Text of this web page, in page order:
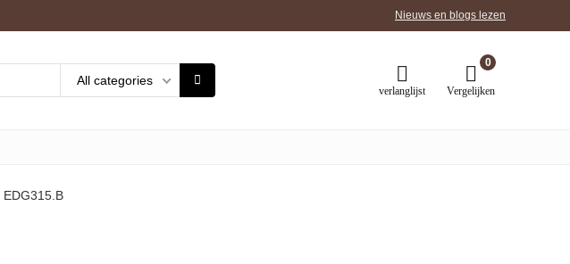
Nieuws en blogs lezen
All categories
verlanglijst
0
Vergelijken
‎EDG315.B